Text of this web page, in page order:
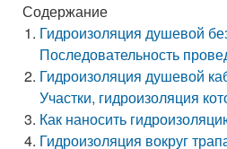
Содержание
Гидроизоляция душевой
Последовательность
Гидроизоляция душевой
Участки, гидроизоляция
Как наносить
Гидроизоляция вокруг